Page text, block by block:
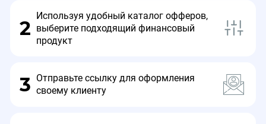
2
Используя удобный каталог офферов,
выберите подходящий финансовый
продукт
3 Отправьте ссылку для оформления
своему клиенту